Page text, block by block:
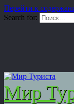
Перейти к
Search for:
Мир